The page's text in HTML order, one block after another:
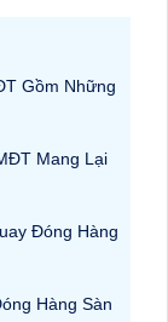
Gồm Những
Mang Lại
Đóng Hàng
Hàng Sàn